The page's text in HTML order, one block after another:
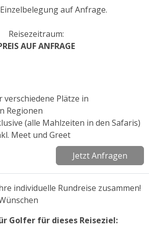
auf Anfrage.
Reisezeitraum:
AUF ANFRAGE
verschiedene Plätze in
Regionen
(alle Mahlzeiten in den Safaris)
Meet und Greet
Jetzt Anfragen
individuelle Rundreise zusammen!
Golfer für dieses Reiseziel: